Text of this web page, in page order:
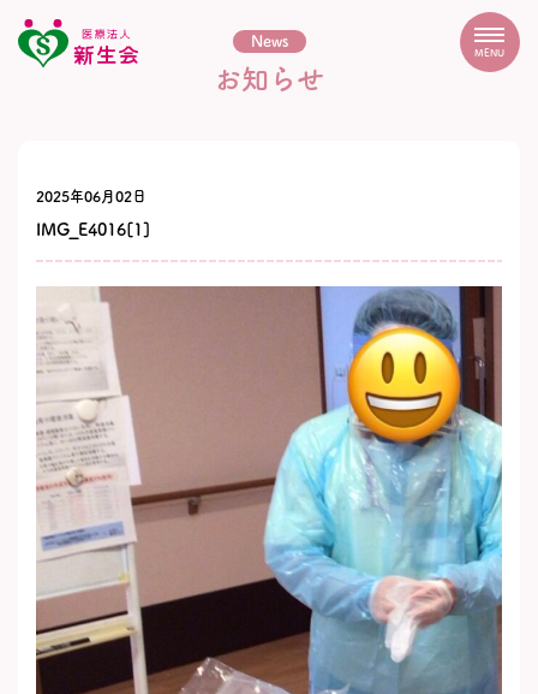
MENU
News
お知らせ
2025年06月02日
IMG_E4016[1]